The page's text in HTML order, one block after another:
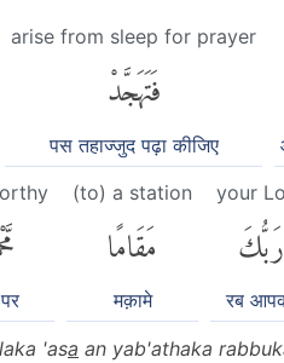
arise from sleep for prayer
فَتَهَجَّدْ
पस तहाज्जुद पढ़ा कीजिए
your
رَبُّكَ
रब
(to) a station
مَقَامًا
मक़ामे
'asa an yab'athaka